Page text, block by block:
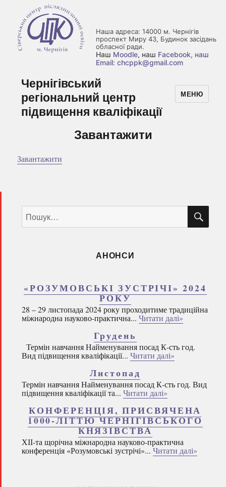
Наша адреса: 14000 м. Чернігів
проспект Миру 43, Будинок засідань
обласної ради.
Наш Moodle, наш Facebook, наш
Email: chcppk@gmail.com
Чернігівський
регіональний центр
підвищення кваліфікації
МЕНЮ
Завантажити
Завантажити
за
запитом:
АНОНСИ
«РОЗУМОВСЬКІ ЗУСТРІЧІ» 2024
РОКУ
28 – 29 листопада 2024 року проходитиме традиційна
міжнародна науково-практична... Читати далі»
Грудень
Термін навчання Найменування посад К-сть год.
Вид підвищення кваліфікації... Читати далі»
Листопад
Термін навчання Найменування посад К-сть год. Вид
підвищення кваліфікації та... Читати далі»
КОНФЕРЕНЦІЯ, ПРИСВЯЧЕНА
1000-ЛІТТЮ ЧЕРНІГІВСЬКОГО
КНЯЗІВСТВА
ХІІ-та щорічна міжнародна науково-практична
конференція «Розумовські зустрічі»... Читати далі»